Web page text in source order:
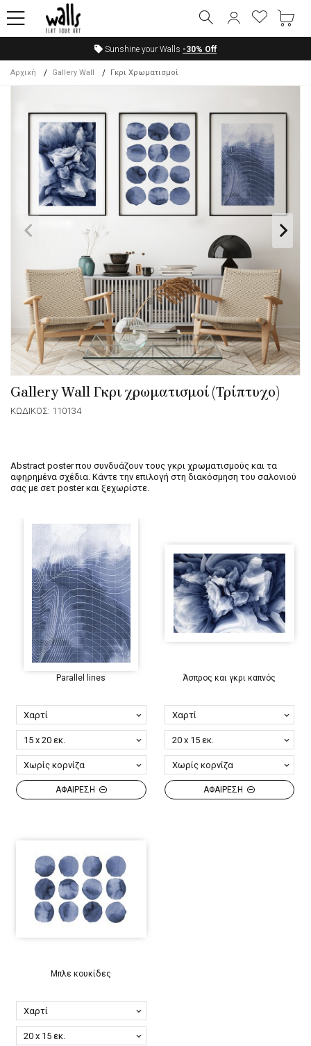
Sunshine your Walls -30% Off
Αρχική Gallery Wall Γκρι Χρωματισμοί
Gallery Wall Γκρι χρωματισμοί (Τρίπτυχο)
ΚΩΔΙΚΟΣ: 110134
Abstract poster που συνδυάζουν τους γκρι χρωματισμούς και τα
αφηρημένα σχέδια. Κάντε την επιλογή στη διακόσμηση του σαλονιού
σας με σετ poster και ξεχωρίστε.
Parallel lines
ΑΦΑΙΡΕΣΗ
Άσπρος και γκρι καπνός
ΑΦΑΙΡΕΣΗ
Μπλε κουκίδες